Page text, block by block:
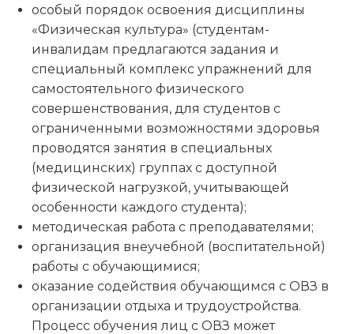
особый порядок освоения дисциплины
«Физическая культура» (студентам-
инвалидам предлагаются задания и
специальный комплекс упражнений для
самостоятельного физического
совершенствования, для студентов с
ограниченными возможностями здоровья
проводятся занятия в специальных
(медицинских) группах с доступной
физической нагрузкой, учитывающей
особенности каждого студента);
методическая работа с преподавателями;
организация внеучебной (воспитательной)
работы с обучающимися;
оказание содействия обучающимся с ОВЗ в
организации отдыха и трудоустройства.
Процесс обучения лиц с ОВЗ может